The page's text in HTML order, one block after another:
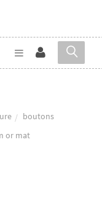
boutons
or mat